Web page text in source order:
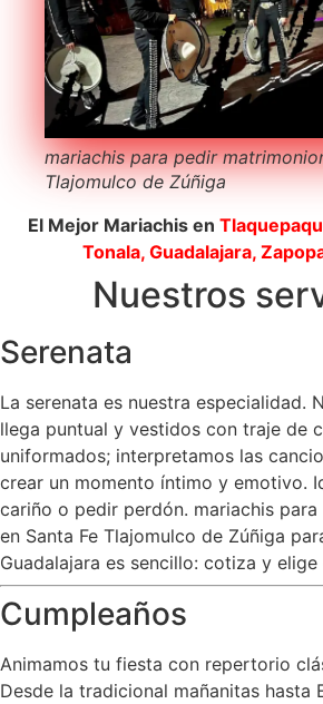
mariachis para pedir
Tlajomulco de Zúñiga
El Mejor Mariachis en
Tonala, Guadalajara,
Nuestros
Serenata
La serenata es nuestra especialidad.
llega puntual y vestidos con traje de
uniformados; interpretamos las
crear un momento íntimo y emotivo.
cariño o pedir perdón. mariachis
en Santa Fe Tlajomulco de Zúñiga
Guadalajara es sencillo: cotiza y elige
Cumpleaños
Animamos tu fiesta con repertorio
Desde la tradicional mañanitas hasta